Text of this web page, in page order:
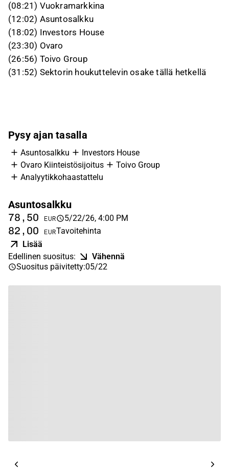
(08:21) Vuokramarkkina
(12:02) Asuntosalkku
(18:02) Investors House
(23:30) Ovaro
(26:56) Toivo Group
(31:52) Sektorin houkuttelevin osake tällä hetkellä
Pysy ajan tasalla
Asuntosalkku
Investors House
Ovaro Kiinteistösijoitus
Toivo Group
Analyytikkohaastattelu
Asuntosalkku
78,50 EUR 5/22/26, 4:00 PM
82,00 EURTavoitehinta
Lisää
Edellinen suositus:
Vähennä
Suositus päivitetty:05/22